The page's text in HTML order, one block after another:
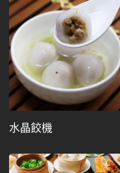
水晶餃機